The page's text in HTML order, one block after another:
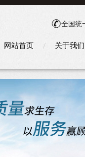
全国统
网站首页 关于我们